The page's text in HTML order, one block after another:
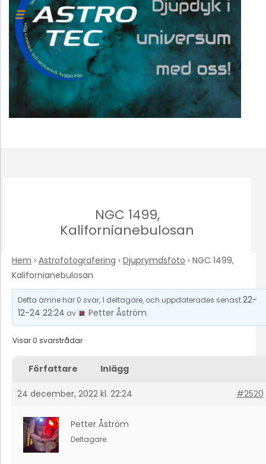
NGC 1499,
Kalifornianebulosan
Hem › Astrofotografering › Djuprymdsfoto › NGC 1499,
Kalifornianebulosan
Detta ämne har 0 svar, 1 deltagare, och uppdaterades senast22-
12-24 22:24 av Petter Åström.
Visar 0 svarstrådar
Författare Inlägg
24 december, 2022 kl. 22:24 #2520
Petter Åström
Deltagare